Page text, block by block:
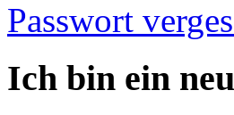
Passwort
Ich bin ein